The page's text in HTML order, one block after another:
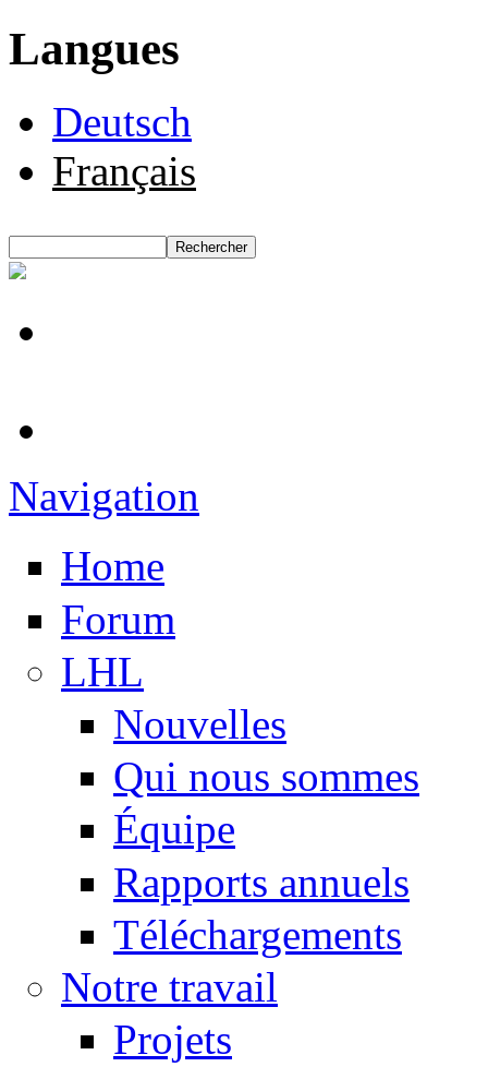
Langues
Deutsch
Français
Formulaire de recherche
Navigation
Home
Forum
LHL
Nouvelles
Qui nous sommes
Équipe
Rapports annuels
Téléchargements
Notre travail
Projets